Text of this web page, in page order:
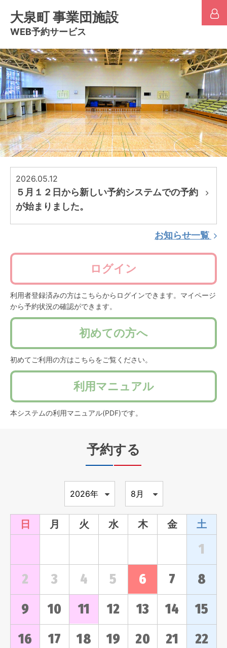
大泉町 事業団施設
WEB予約サービス
2026.05.12
５月１２日から新しい予約システムでの予約
が始まりました。
お知らせ一覧
ログイン
利用者登録済みの方はこちらからログインできます。マイページ
から予約状況の確認ができます。
初めての方へ
初めてご利用の方はこちらをご覧ください。
利用マニュアル
本システムの利用マニュアル(PDF)です。
予約する
日 月 火 水 木 金 土
1
2
3 4 5 6 7
8
9
10 11 12 13 14
15
16
17 18 19 20 21
22